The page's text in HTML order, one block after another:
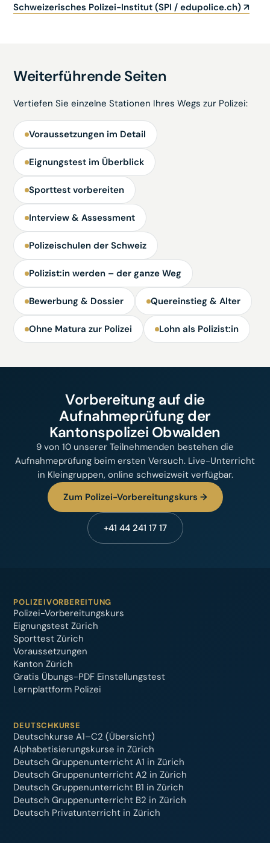
Schweizerisches Polizei-Institut (SPI / edupolice.ch) ↗
Weiterführende Seiten
Vertiefen Sie einzelne Stationen Ihres Wegs zur Polizei:
Voraussetzungen im Detail
Eignungstest im Überblick
Sporttest vorbereiten
Interview & Assessment
Polizeischulen der Schweiz
Polizist:in werden – der ganze Weg
Bewerbung & Dossier Quereinstieg & Alter
Ohne Matura zur Polizei Lohn als Polizist:in
Vorbereitung auf die
Aufnahmeprüfung der
Kantonspolizei Obwalden
9 von 10 unserer Teilnehmenden bestehen die
Aufnahmeprüfung beim ersten Versuch. Live-Unterricht
in Kleingruppen, online schweizweit verfügbar.
Zum Polizei-Vorbereitungskurs →
+41 44 241 17 17
POLIZEIVORBEREITUNG
Polizei-Vorbereitungskurs
Eignungstest Zürich
Sporttest Zürich
Voraussetzungen
Kanton Zürich
Gratis Übungs-PDF Einstellungstest
Lernplattform Polizei
DEUTSCHKURSE
Deutschkurse A1–C2 (Übersicht)
Alphabetisierungskurse in Zürich
Deutsch Gruppenunterricht A1 in Zürich
Deutsch Gruppenunterricht A2 in Zürich
Deutsch Gruppenunterricht B1 in Zürich
Deutsch Gruppenunterricht B2 in Zürich
Deutsch Privatunterricht in Zürich